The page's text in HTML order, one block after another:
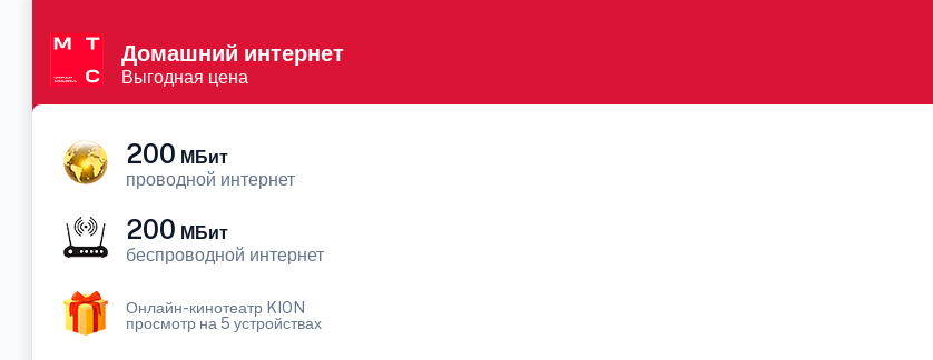
Домашний интернет
Выгодная цена
200 МБит
проводной интернет
200 МБит
беспроводной интернет
Онлайн-кинотеатр KION
просмотр на 5 устройствах